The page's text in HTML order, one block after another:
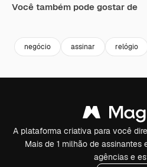
Você também pode gostar de
negócio assinar relógio
A plataforma criativa para você
Mais de 1 milhão de assinantes
agências e